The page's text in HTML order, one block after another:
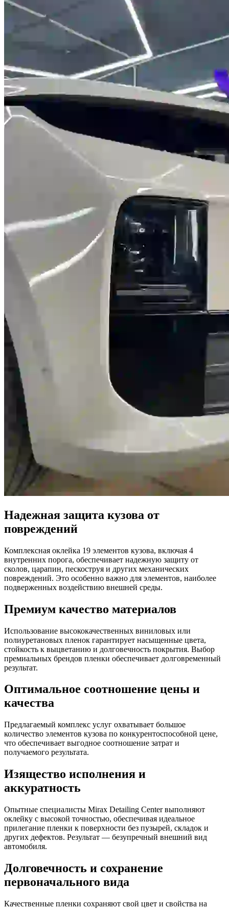
Надежная защита кузова от
повреждений
Комплексная оклейка 19 элементов кузова, включая 4
внутренних порога, обеспечивает надежную защиту от
сколов, царапин, пескоструя и других механических
повреждений. Это особенно важно для элементов, наиболее
подверженных воздействию внешней среды.
Премиум качество материалов
Использование высококачественных виниловых или
полиуретановых пленок гарантирует насыщенные цвета,
стойкость к выцветанию и долговечность покрытия. Выбор
премиальных брендов пленки обеспечивает долговременный
результат.
Оптимальное соотношение цены и
качества
Предлагаемый комплекс услуг охватывает большое
количество элементов кузова по конкурентоспособной цене,
что обеспечивает выгодное соотношение затрат и
получаемого результата.
Изящество исполнения и
аккуратность
Опытные специалисты Mirax Detailing Center выполняют
оклейку с высокой точностью, обеспечивая идеальное
прилегание пленки к поверхности без пузырей, складок и
других дефектов. Результат — безупречный внешний вид
автомобиля.
Долговечность и сохранение
первоначального вида
Качественные пленки сохраняют свой цвет и свойства на